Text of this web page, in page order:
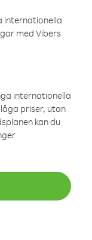
internationella
med Vibers
internationella
priser, utan
kan du